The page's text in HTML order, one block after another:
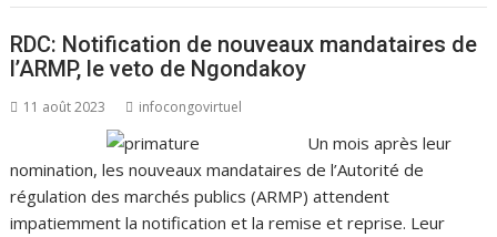
RDC: Notification de nouveaux mandataires de
l’ARMP, le veto de Ngondakoy
11 août 2023 infocongovirtuel
Un mois après leur
nomination, les nouveaux mandataires de l’Autorité de
régulation des marchés publics (ARMP) attendent
impatiemment la notification et la remise et reprise. Leur